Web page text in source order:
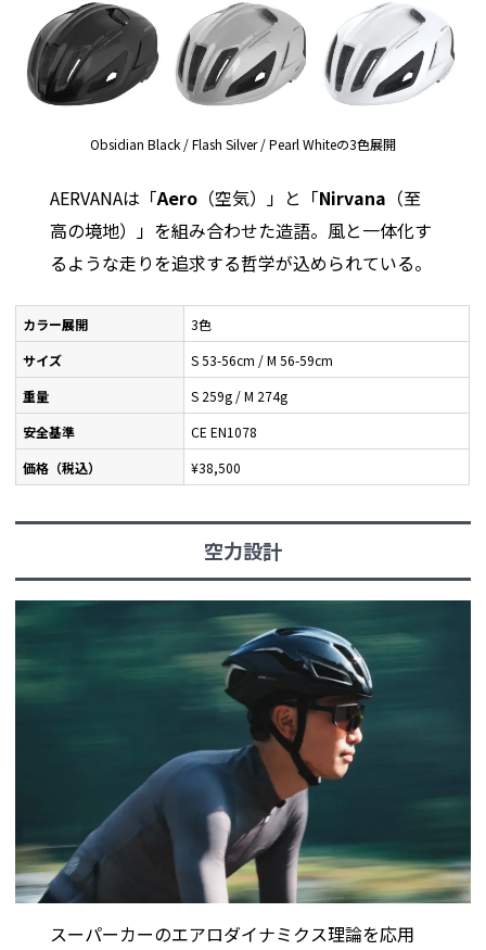
Obsidian Black / Flash Silver / Pearl Whiteの3色展開
AERVANAは「Aero （空気）」と「Nirvana （至
高の境地）」を組み合わせた造語。風と一体化す
るような走りを追求する哲学が込められている。
カラー展開
3色
サイズ
S 53-56cm / M 56-59cm
重量
S 259g / M 274g
安全基準
CE EN1078
価格（税込）
¥38,500
空力設計
スーパーカーのエアロダイナミクス理論を応用